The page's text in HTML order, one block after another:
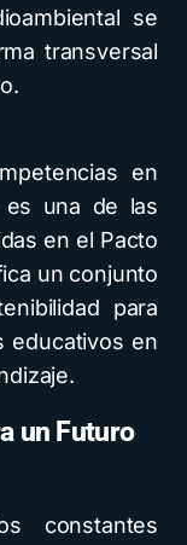
se
transversal
en
es una de las
en el Pacto
un conjunto
para
educativos en
un Futuro
constantes